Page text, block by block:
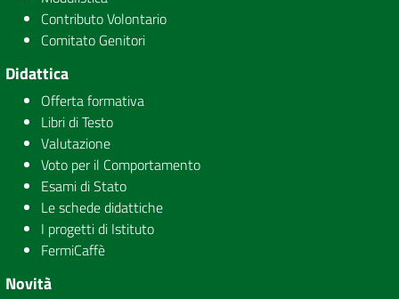
Contributo Volontario
Comitato Genitori
Didattica
Offerta formativa
Libri di Testo
Valutazione
Voto per il Comportamento
Esami di Stato
Le schede didattiche
I progetti di Istituto
FermiCaffè
Novità